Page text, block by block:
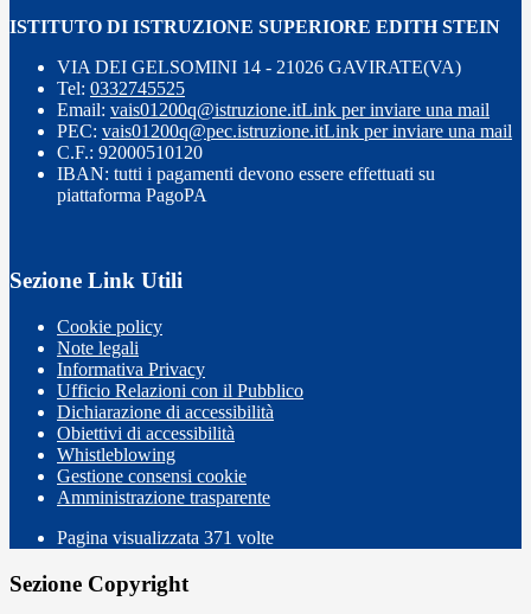
ISTITUTO DI ISTRUZIONE SUPERIORE EDITH STEIN
VIA DEI GELSOMINI 14 - 21026 GAVIRATE(VA)
Tel: 0332745525
Email: vais01200q@istruzione.itLink per inviare una mail
PEC: vais01200q@pec.istruzione.itLink per inviare una mail
C.F.: 92000510120
IBAN: tutti i pagamenti devono essere effettuati su
piattaforma PagoPA
Sezione Link Utili
Cookie policy
Note legali
Informativa Privacy
Ufficio Relazioni con il Pubblico
Dichiarazione di accessibilità
Obiettivi di accessibilità
Whistleblowing
Gestione consensi cookie
Amministrazione trasparente
Pagina visualizzata 371 volte
Sezione Copyright